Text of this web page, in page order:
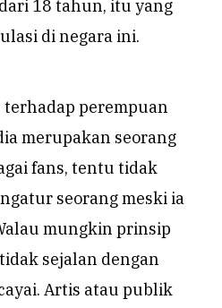
18 tahun, itu yang
di negara ini.
terhadap perempuan
merupakan seorang
fans, tentu tidak
seorang meski ia
mungkin prinsip
sejalan dengan
Artis atau publik